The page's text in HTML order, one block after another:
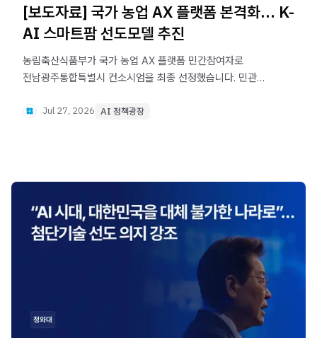
[보도자료] 국가 농업 AX 플랫폼 본격화… K-
AI 스마트팜 선도모델 추진
농림축산식품부가 국가 농업 AX 플랫폼 민간참여자로
전남광주통합특별시 컨소시엄을 최종 선정했습니다. 민관
온실, 첨단 농작업 서비스를 통해 농업 현장의 AI 전환을
Jul 27, 2026 AI 정책광장